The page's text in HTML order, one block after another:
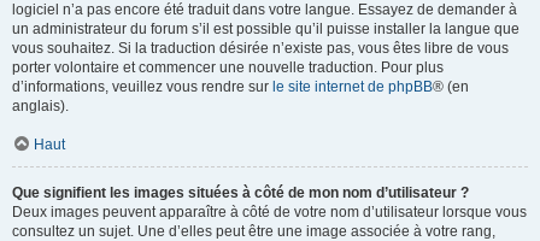
logiciel n’a pas encore été traduit dans votre langue. Essayez de demander à
un administrateur du forum s’il est possible qu’il puisse installer la langue que
vous souhaitez. Si la traduction désirée n’existe pas, vous êtes libre de vous
porter volontaire et commencer une nouvelle traduction. Pour plus
d’informations, veuillez vous rendre sur le site internet de phpBB® (en
anglais).
Haut
Que signifient les images situées à côté de mon nom d’utilisateur ?
Deux images peuvent apparaître à côté de votre nom d’utilisateur lorsque vous
consultez un sujet. Une d’elles peut être une image associée à votre rang,